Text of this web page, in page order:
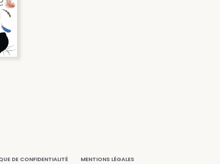
DE CONFIDENTIALITÉ MENTIONS LÉGALES